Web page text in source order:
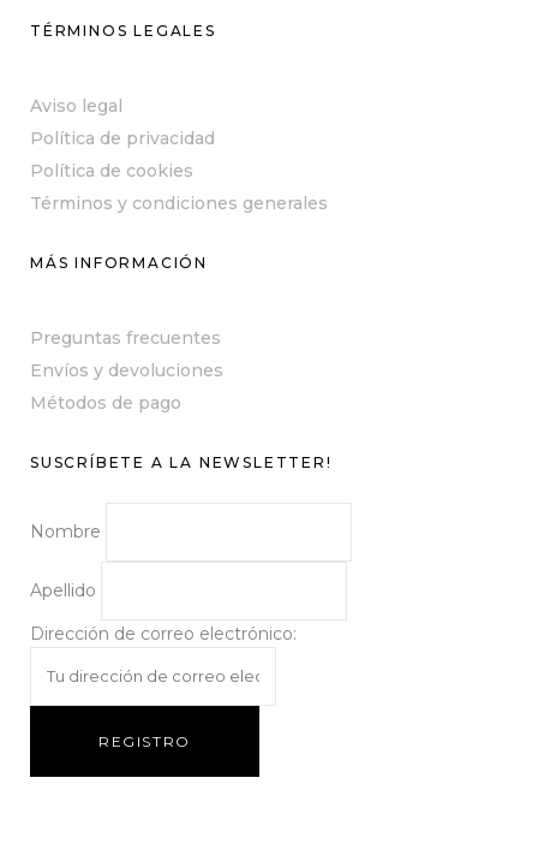
TÉRMINOS LEGALES
Aviso legal
Política de privacidad
Política de cookies
Términos y condiciones generales
MÁS INFORMACIÓN
Preguntas frecuentes
Envíos y devoluciones
Métodos de pago
SUSCRÍBETE A LA NEWSLETTER!
Nombre
Apellido
Dirección de correo electrónico: